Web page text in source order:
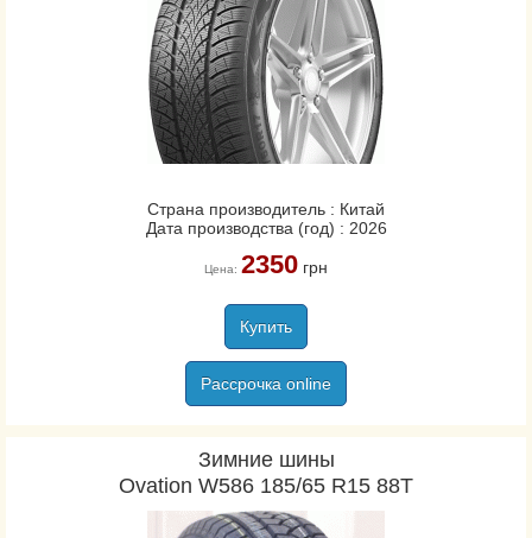
Страна производитель : Китай
Дата производства (год) : 2026
Цена: 2350грн
Купить
Рассрочка online
Зимние шины
Ovation W586 185/65 R15 88T